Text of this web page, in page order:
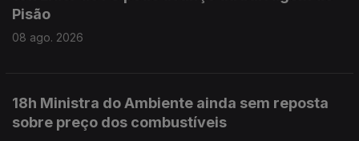
Pisão
08 ago. 2026
18h Ministra do Ambiente ainda sem reposta
sobre preço dos combustíveis